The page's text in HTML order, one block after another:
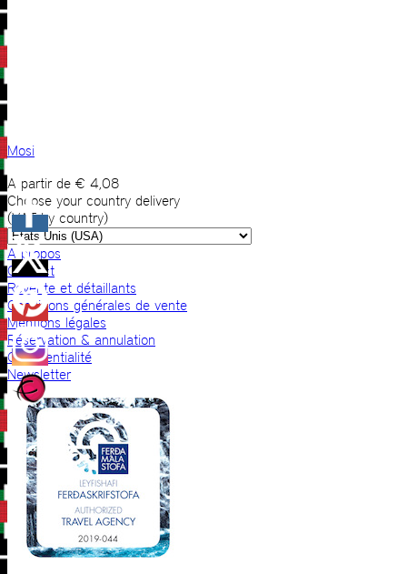
Mosi
A partir de € 4,08
Choose your country delivery
(VAT by country)
A propos
Contact
Revente et détaillants
Conditions générales de vente
Mentions légales
Réservation & annulation
Confidentialité
Newsletter